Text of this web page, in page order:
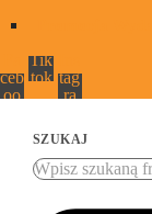
ceb
oo
Tik
tok tag
ra
SZUKAJ